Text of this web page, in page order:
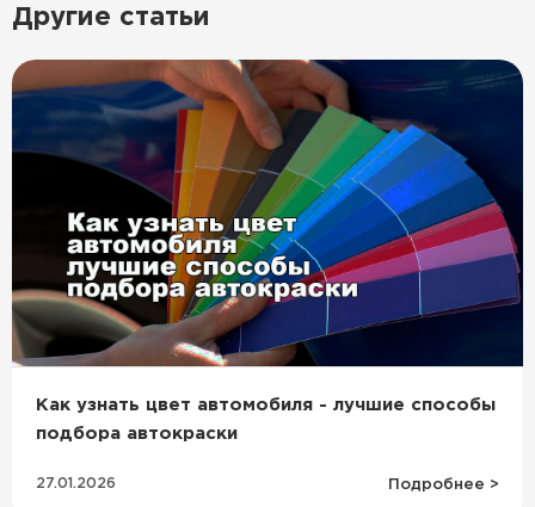
Другие статьи
Как узнать цвет автомобиля - лучшие способы
подбора автокраски
27.01.2026 Подробнее >